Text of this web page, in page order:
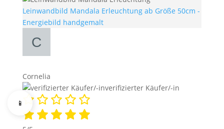
Leinwandbild Mandala Erleuchtung ab Größe 50cm -
Energiebild handgemalt
Cornelia
verifizierter Käufer/-in
📱